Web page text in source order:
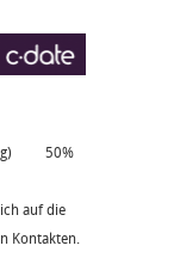
50%
auf die
Kontakten.